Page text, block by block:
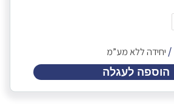
יחידה ללא מע”מ
הוספה לעגלה